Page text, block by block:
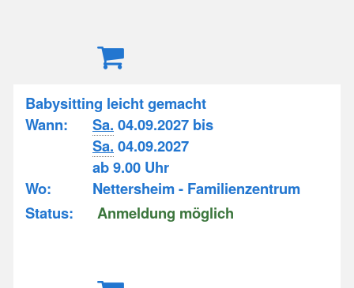
Babysitting leicht gemacht
Wann:
Sa. 04.09.2027 bis
Sa. 04.09.2027
ab 9.00 Uhr
Wo:
Nettersheim - Familienzentrum
Status:
Anmeldung möglich